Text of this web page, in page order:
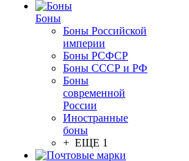
Боны
Боны Российской
империи
Боны РСФСР
Боны СССР и РФ
Боны
современной
России
Иностранные
боны
+ ЕЩЕ 1